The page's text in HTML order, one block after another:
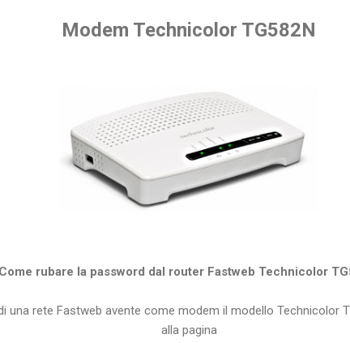
Modem Technicolor TG582N
Come rubare la password dal router Fastweb Technicolor
una rete Fastweb avente come modem il modello Technicolor
alla pagina